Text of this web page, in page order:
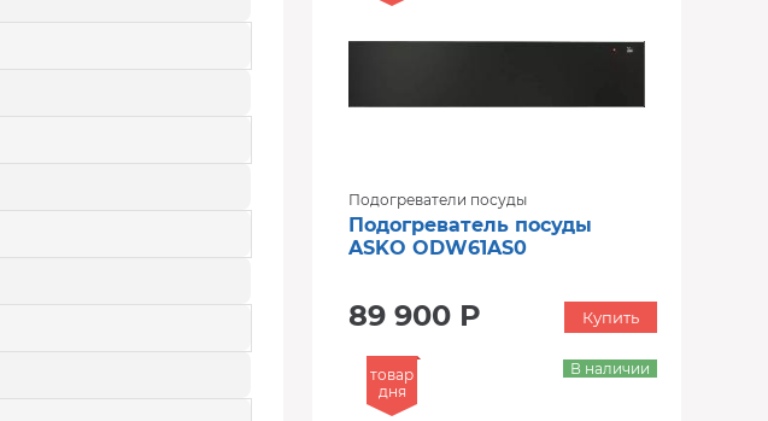
Подогреватели посуды
Подогреватель посуды
ASKO ODW61AS0
89 900 Р Купить
товар
дня
В наличии